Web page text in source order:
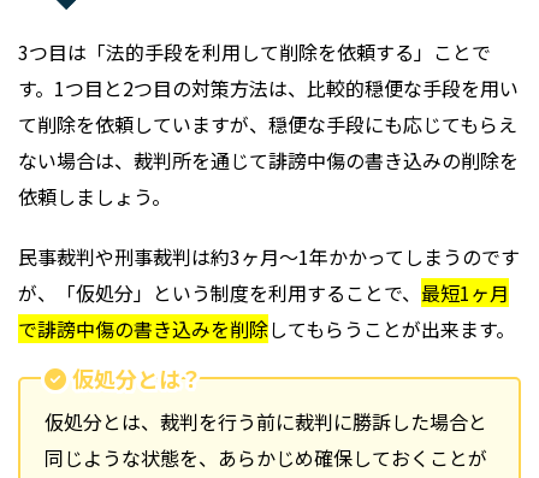
3つ目は「法的手段を利用して削除を依頼する」ことで
す。1つ目と2つ目の対策方法は、比較的穏便な手段を用い
て削除を依頼していますが、穏便な手段にも応じてもらえ
ない場合は、裁判所を通じて誹謗中傷の書き込みの削除を
依頼しましょう。
民事裁判や刑事裁判は約3ヶ月～1年かかってしまうのです
が、「仮処分」という制度を利用することで、 最短1ヶ月
で誹謗中傷の書き込みを削除してもらうことが出来ます。
仮処分とは？
仮処分とは、裁判を行う前に裁判に勝訴した場合と
同じような状態を、あらかじめ確保しておくことが